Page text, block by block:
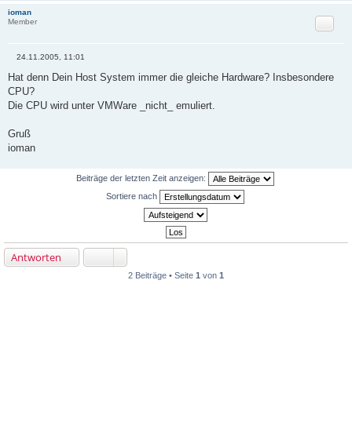
ioman
Member
Zitat
i
t
a
24.11.2005, 11:01
Hat denn Dein Host System immer die gleiche Hardware? Insbesondere
CPU?
Die CPU wird unter VMWare _nicht_ emuliert.
Gruß
ioman
Beiträge der letzten Zeit anzeigen:
Sortiere nach
Antworten
2 Beiträge • Seite 1 von 1